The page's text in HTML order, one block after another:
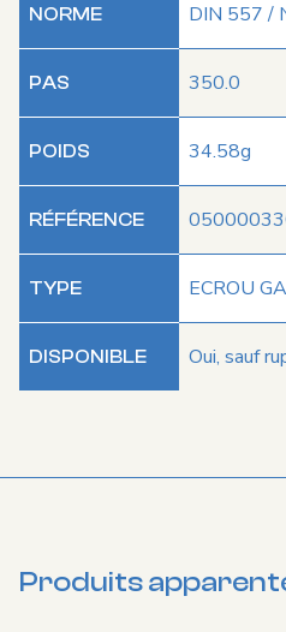
NORME DIN 557 /
PAS 350.0
POIDS 34.58g
RÉFÉRENCE
TYPE ECROU
DISPONIBLE Oui, sauf
Produits